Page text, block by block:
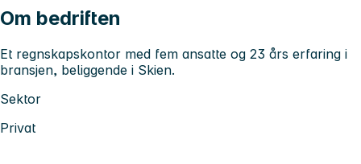
Om bedriften
Et regnskapskontor med fem ansatte og 23 års erfaring i
bransjen, beliggende i Skien.
Sektor
Privat